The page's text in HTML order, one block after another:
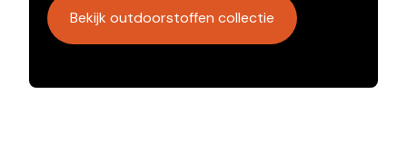
Bekijk outdoorstoffen collectie